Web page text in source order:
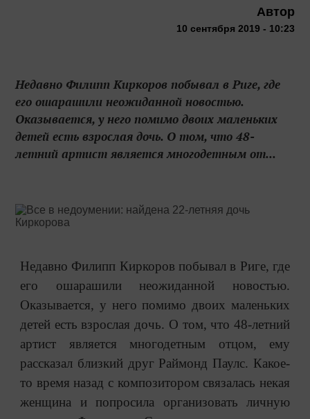
Автор
10 сентября 2019 - 10:23
Недавно Филипп Киркоров побывал в Риге, где
его ошарашили неожиданной новостью.
Оказывается, у него помимо двоих маленьких
детей есть взрослая дочь. О том, что 48-
летний артист является многодетным от...
Недавно Филипп Киркоров побывал в Риге, где
его ошарашили неожиданной новостью.
Оказывается, у него помимо двоих маленьких
детей есть взрослая дочь. О том, что 48-летний
артист является многодетным отцом, ему
рассказал близкий друг Раймонд Паулс. Какое-
то время назад с композитором связалась некая
женщина и попросила организовать личную